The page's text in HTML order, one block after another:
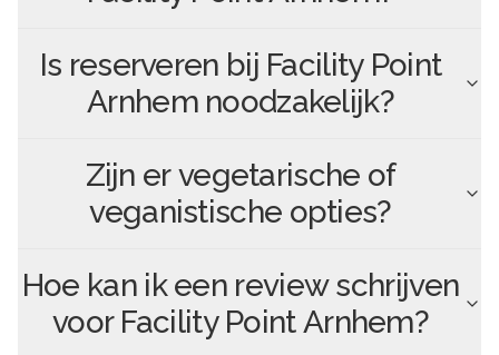
Is reserveren bij Facility Point
Arnhemnoodzakelijk?
Zijn er vegetarische of
veganistische opties?
Hoe kan ik een review schrijven
voor Facility Point Arnhem?